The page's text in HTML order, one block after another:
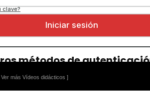
Ver más Vídeos didácticos ]